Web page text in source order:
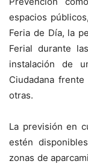
espacios
Feria de Día, la
Ferial durante
instalación de
Ciudadana
otras.
La previsión en
estén
zonas de